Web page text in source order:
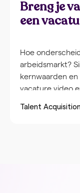
Breng je
een
Hoe
arbeidsmarkt?
kernwaarden
vacature video
een kijkje
Talent Acquisition